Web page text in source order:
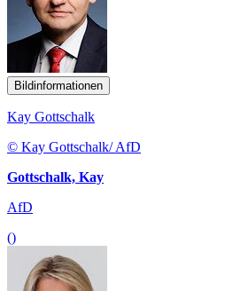
Bildinformationen
Kay Gottschalk
© Kay Gottschalk/ AfD
Gottschalk, Kay
AfD
()